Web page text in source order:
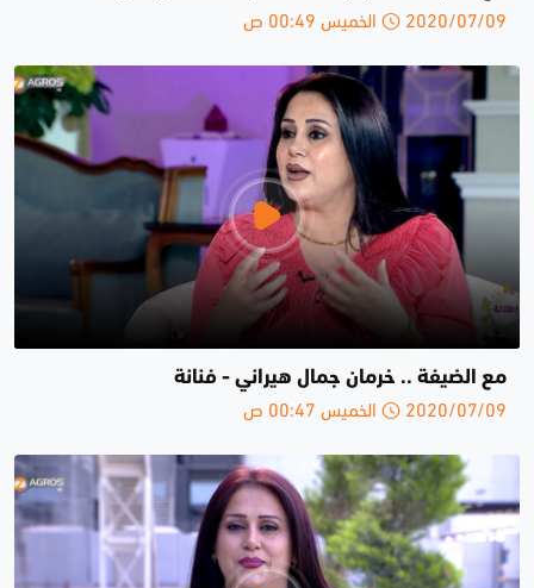
2020/07/09 الخميس 00:49 ص
مع الضيفة .. خرمان جمال هيراني - فنانة
2020/07/09 الخميس 00:47 ص